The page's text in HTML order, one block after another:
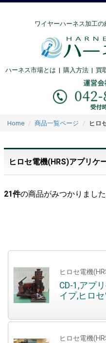
ワイヤーハーネス加工の
ハーネス市場とは | 購入方法| 買
Home 商品一覧ページ ヒロ
ヒロセ電機(HRS)アプリケ
21件の商品がみつかりました
ヒロセ電機
CD-1,アプ
イプ,ヒロセ
ヒロセ電機